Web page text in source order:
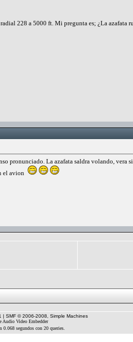
228 a 5000 ft. Mi pregunta es; ¿La azafata
pronunciado. La azafata saldra volando,
el avion
| SMF © 2006-2008, Simple Machines
Audio Video Embedder
0.068 segundos con 20 queries.